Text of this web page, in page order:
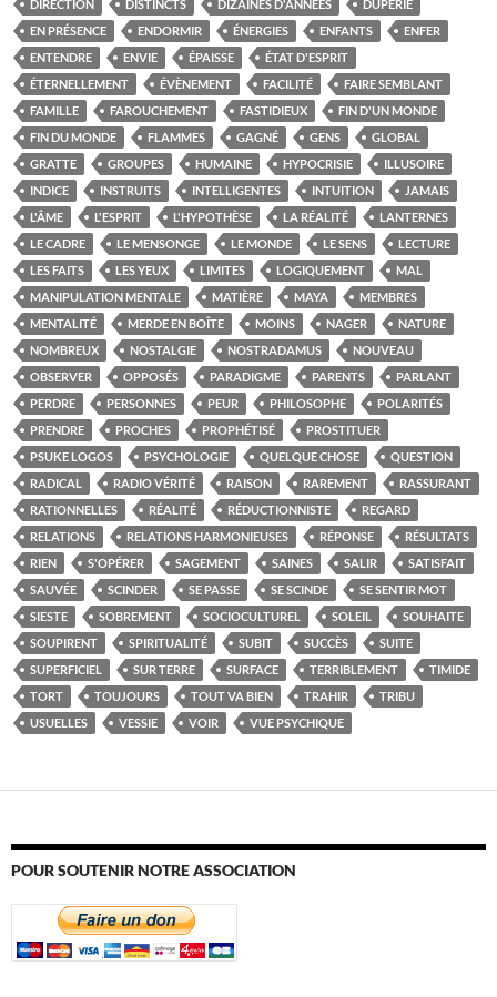
DIRECTION DISTINCTS DIZAINES D'ANNÉES
DUPERIE
EN PRÉSENCE
ENDORMIR ÉNERGIES ENFANTS
ENFER
ENTENDRE
ENVIE ÉPAISSE
ÉTAT D'ESPRIT
ÉTERNELLEMENT
ÉVÈNEMENT FACILITÉ
FAIRE SEMBLANT
FAMILLE
FAROUCHEMENT FASTIDIEUX
FIN D'UN MONDE
FIN DU MONDE
FLAMMES GAGNÉ GENS
GLOBAL
GRATTE
GROUPES HUMAINE HYPOCRISIE
ILLUSOIRE
INDICE
INSTRUITS INTELLIGENTES INTUITION
JAMAIS
L'ÂME
L'ESPRIT L'HYPOTHÈSE LA RÉALITÉ
LANTERNES
LE CADRE
LE MENSONGE LE MONDE LE SENS
LECTURE
LES FAITS
LES YEUX LIMITES LOGIQUEMENT
MAL
MANIPULATION MENTALE
MATIÈRE MAYA
MEMBRES
MENTALITÉ
MERDE EN BOÎTE MOINS NAGER
NATURE
NOMBREUX
NOSTALGIE NOSTRADAMUS
NOUVEAU
OBSERVER
OPPOSÉS PARADIGME PARENTS
PARLANT
PERDRE
PERSONNES PEUR PHILOSOPHE
POLARITÉS
PRENDRE
PROCHES PROPHÉTISÉ
PROSTITUER
PSUKE LOGOS
PSYCHOLOGIE QUELQUE CHOSE
QUESTION
RADICAL
RADIO VÉRITÉ RAISON RAREMENT
RASSURANT
RATIONNELLES
RÉALITÉ RÉDUCTIONNISTE
REGARD
RELATIONS
RELATIONS HARMONIEUSES RÉPONSE
RÉSULTATS
RIEN
S'OPÉRER SAGEMENT SAINES SALIR
SATISFAIT
SAUVÉE
SCINDER SE PASSE SE SCINDE
SE SENTIR MOT
SIESTE
SOBREMENT SOCIOCULTUREL SOLEIL
SOUHAITE
SOUPIRENT
SPIRITUALITÉ SUBIT SUCCÈS
SUITE
SUPERFICIEL
SUR TERRE SURFACE TERRIBLEMENT
TIMIDE
TORT
TOUJOURS TOUT VA BIEN TRAHIR
TRIBU
USUELLES
VESSIE VOIR VUE PSYCHIQUE
POUR SOUTENIR NOTRE ASSOCIATION